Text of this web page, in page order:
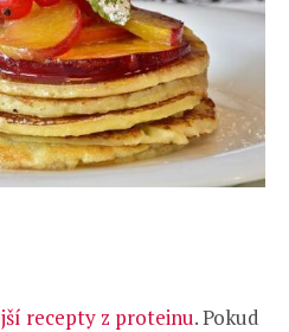
recepty z proteinu. Pokud